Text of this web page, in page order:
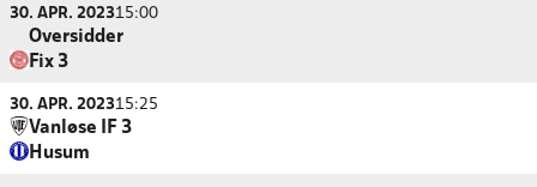
30. APR. 202315:00
Oversidder
Fix 3
30. APR. 202315:25
Vanløse IF 3
Husum